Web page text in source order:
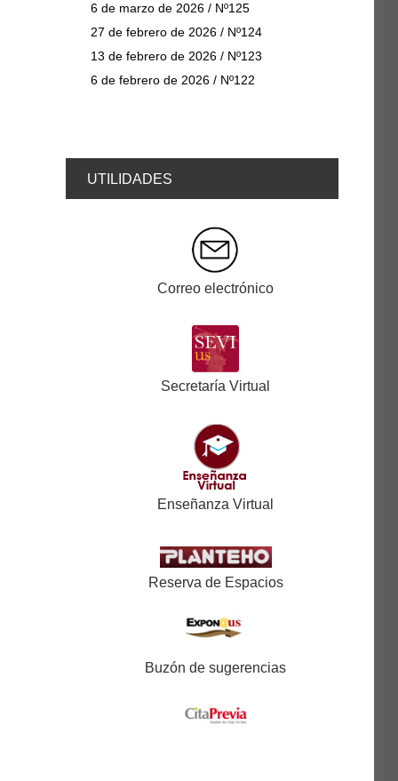
6 de marzo de 2026 / Nº125
27 de febrero de 2026 / Nº124
13 de febrero de 2026 / Nº123
6 de febrero de 2026 / Nº122
UTILIDADES
Correo electrónico
Secretaría Virtual
Enseñanza Virtual
Reserva de Espacios
Buzón de sugerencias